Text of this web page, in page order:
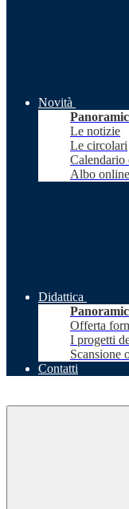
Novità
Le notizie
Le circolari
Calendario
Albo online
Didattica
Offerta
I progetti
Scansione
Contatti